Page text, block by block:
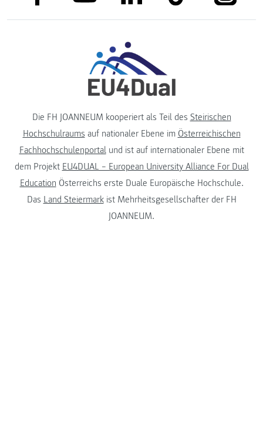
Die FH JOANNEUM kooperiert als Teil des Steirischen
Hochschulraums auf nationaler Ebene im Österreichischen
Fachhochschulenportalund ist auf internationaler Ebene mit
dem Projekt EU4DUAL – European University Alliance For Dual
Education Österreichs erste Duale Europäische Hochschule.
Das Land Steiermarkist Mehrheitsgesellschafter der FH
JOANNEUM.